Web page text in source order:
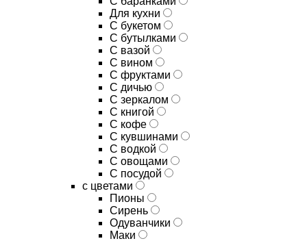
Для кухни
C букетом
C бутылками
C вазой
C вином
C фруктами
C дичью
C зеркалом
C книгой
C кофе
C кувшинами
C водкой
C овощами
C посудой
с цветами
Пионы
Сирень
Одуванчики
Маки